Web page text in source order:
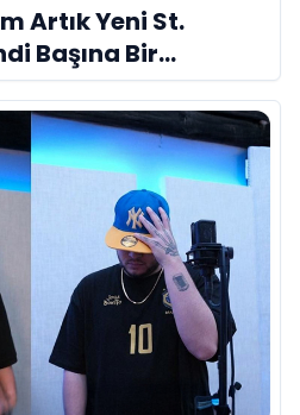
Artık Yeni St.
Başına Bir